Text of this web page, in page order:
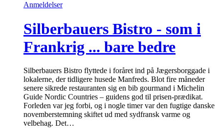
Anmeldelser
Silberbauers Bistro - som i
Frankrig ... bare bedre
Silberbauers Bistro flyttede i foråret ind på Jægersborggade i
lokalerne, der tidligere husede Manfreds. Blot fire måneder
senere sikrede restauranten sig en bib gourmand i Michelin
Guide Nordic Countries – guidens god til prisen-prædikat.
Forleden var jeg forbi, og i nogle timer var den fugtige danske
novemberstemning skiftet ud med sydfransk varme og
velbehag. Det…